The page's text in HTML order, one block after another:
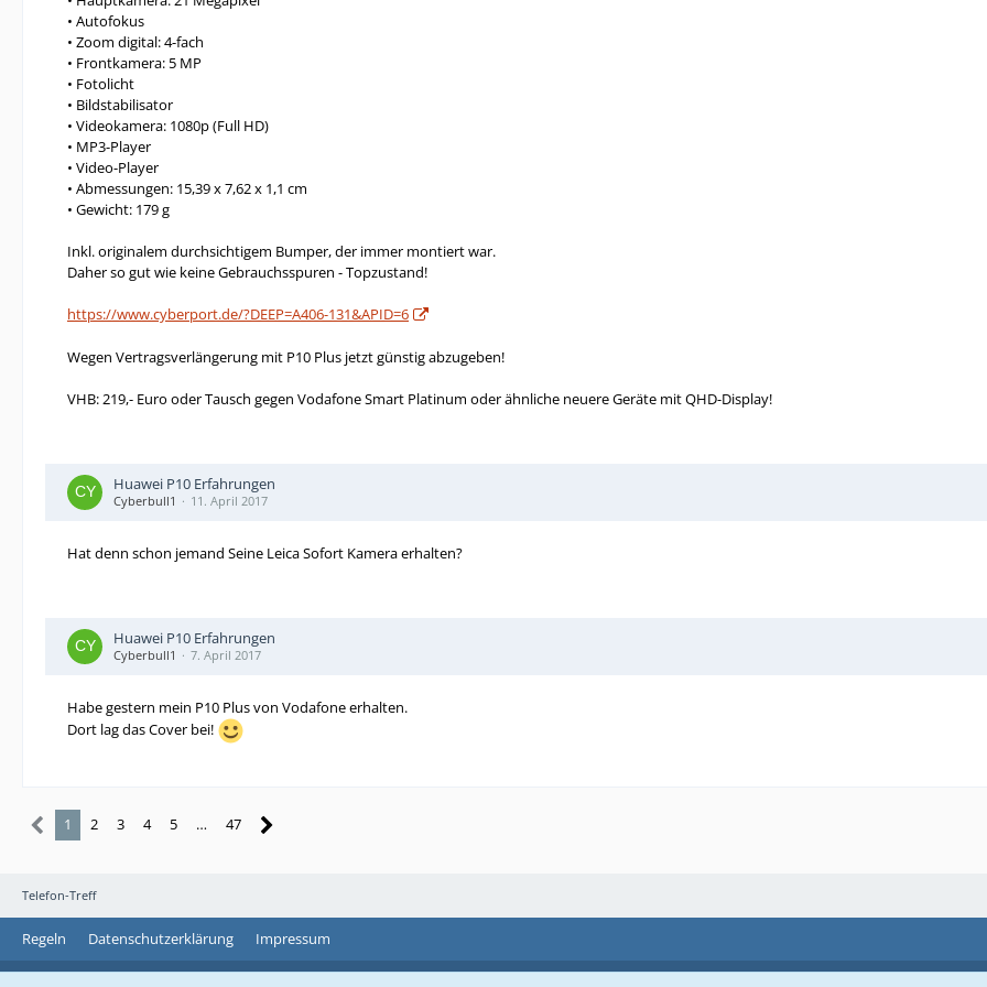
Telefon-Treff
• Autofokus
• Zoom digital: 4-fach
• Frontkamera: 5 MP
• Fotolicht
• Bildstabilisator
• Videokamera: 1080p (Full HD)
• MP3-Player
• Video-Player
• Abmessungen: 15,39 x 7,62 x 1,1 cm
• Gewicht: 179 g
Inkl. originalem durchsichtigem Bumper, der immer montiert war.
Daher so gut wie keine Gebrauchsspuren - Topzustand!
https://www.cyberport.de/?DEEP=A406-131&APID=6
Wegen Vertragsverlängerung mit P10 Plus jetzt günstig abzugeben!
VHB: 219,- Euro oder Tausch gegen Vodafone Smart Platinum oder ähnliche neuere Geräte mit QHD-Display!
Huawei P10 Erfahrungen
Cyberbull1 11. April 2017
Hat denn schon jemand Seine Leica Sofort Kamera erhalten?
Huawei P10 Erfahrungen
Cyberbull1 7. April 2017
Habe gestern mein P10 Plus von Vodafone erhalten.
Dort lag das Cover bei!
1 2 3 4 5 … 47
Regeln Datenschutzerklärung Impressum